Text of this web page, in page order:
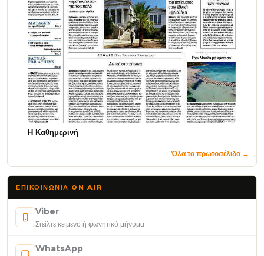
Η Καθημερινή
Όλα τα πρωτοσέλιδα →
ΕΠΙΚΟΙΝΩΝΊΑ ON AIR
Viber
Στείλτε κείμενο ή φωνητικό μήνυμα
WhatsApp